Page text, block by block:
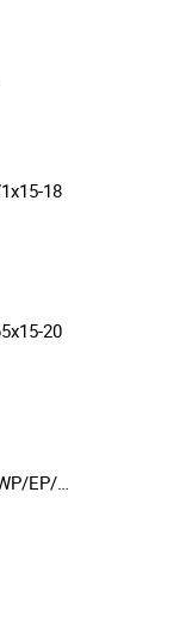
18
20
EP/…